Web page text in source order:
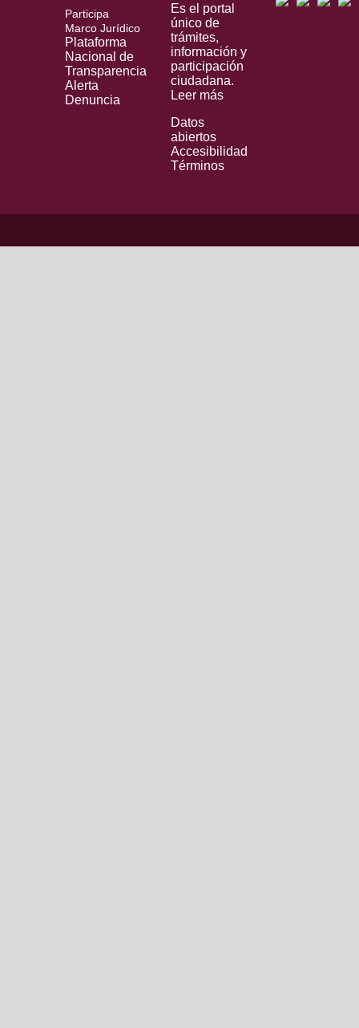
Participa
Marco Jurídico
Plataforma
Nacional de
Transparencia
Alerta
Denuncia
Es el portal
único de
trámites,
información y
participación
ciudadana.
Leer más
Datos
abiertos
Accesibilidad
Términos